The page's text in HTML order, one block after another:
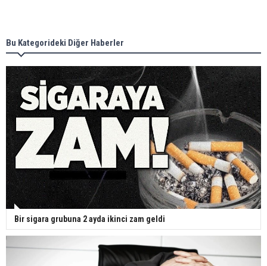
Bu Kategorideki Diğer Haberler
Bir sigara grubuna 2 ayda ikinci zam geldi